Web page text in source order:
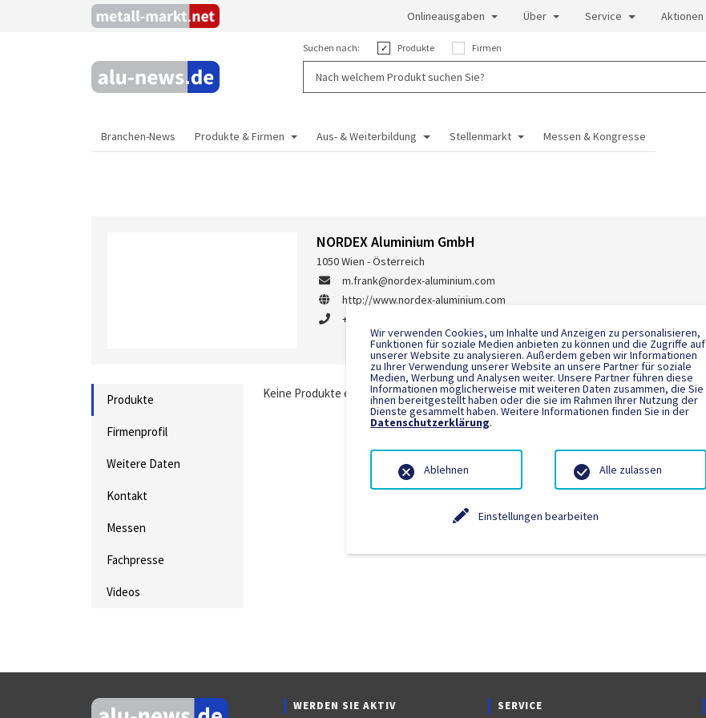
Onlineausgaben Über Service Aktionen
Suchen nach: Produkte Firmen
Branchen-News Produkte & Firmen Aus- & Weiterbildung Stellenmarkt Messen & Kongresse
NORDEX Aluminium GmbH
1050 Wien - Österreich
m.frank@nordex-aluminium.com
http://www.nordex-aluminium.com
+49-(0)173-6142 733
Produkte
Firmenprofil
Weitere Daten
Kontakt
Messen
Fachpresse
Videos
Keine Produkte eingetragen.
WERDEN SIE AKTIV SERVICE
Wir verwenden Cookies, um Inhalte und Anzeigen zu personalisieren,
Funktionen für soziale Medien anbieten zu können und die Zugriffe auf
unserer Website zu analysieren. Außerdem geben wir Informationen
zu Ihrer Verwendung unserer Website an unsere Partner für soziale
Medien, Werbung und Analysen weiter. Unsere Partner führen diese
Informationen möglicherweise mit weiteren Daten zusammen, die Sie
ihnen bereitgestellt haben oder die sie im Rahmen Ihrer Nutzung der
Dienste gesammelt haben. Weitere Informationen finden Sie in der
Datenschutzerklärung.
Einstellungen bearbeiten
Ablehnen Alle zulassen